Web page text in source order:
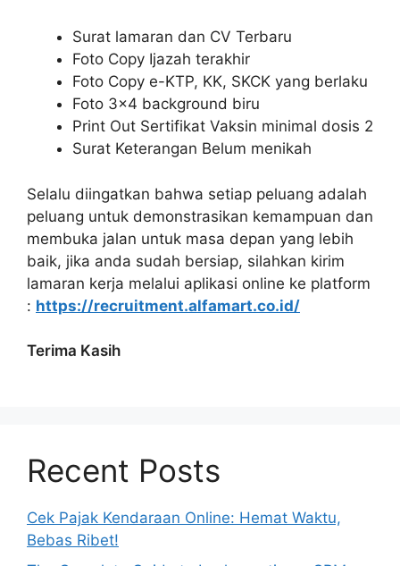
Surat lamaran dan CV Terbaru
Foto Copy Ijazah terakhir
Foto Copy e-KTP, KK, SKCK yang berlaku
Foto 3×4 background biru
Print Out Sertifikat Vaksin minimal dosis 2
Surat Keterangan Belum menikah
Selalu diingatkan bahwa setiap peluang adalah
peluang untuk demonstrasikan kemampuan dan
membuka jalan untuk masa depan yang lebih
baik, jika anda sudah bersiap, silahkan kirim
lamaran kerja melalui aplikasi online ke platform
: https://recruitment.alfamart.co.id/
Terima Kasih
Recent Posts
Cek Pajak Kendaraan Online: Hemat Waktu,
Bebas Ribet!